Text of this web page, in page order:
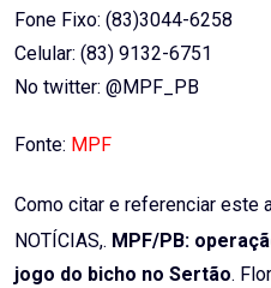
Fone Fixo: (83)3044-6258
Celular: (83) 9132-6751
No twitter: @MPF_PB
Fonte: MPF
Como citar e referenciar este
NOTÍCIAS,. MPF/PB:
jogo do bicho no Sertão.